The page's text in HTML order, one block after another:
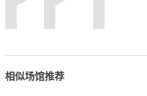
相似场馆推荐